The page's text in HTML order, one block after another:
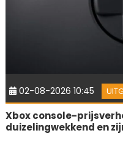
02-08-2026 10:45
Xbox console-
duizelingwekkend en